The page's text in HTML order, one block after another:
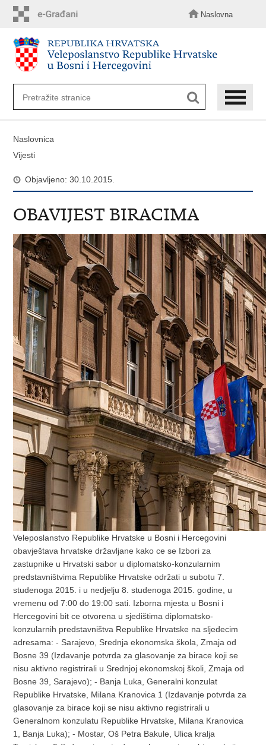
sadržaj
Naslovna
Naslovnica
Vijesti
Objavljeno: 30.10.2015.
OBAVIJEST BIRACIMA
Veleposlanstvo Republike Hrvatske u Bosni i Hercegovini
obavještava hrvatske državljane kako ce se Izbori za
zastupnike u Hrvatski sabor u diplomatsko-konzularnim
predstavništvima Republike Hrvatske održati u subotu 7.
studenoga 2015. i u nedjelju 8. studenoga 2015. godine, u
vremenu od 7:00 do 19:00 sati. Izborna mjesta u Bosni i
Hercegovini bit ce otvorena u sjedištima diplomatsko-
konzularnih predstavništva Republike Hrvatske na sljedecim
adresama: - Sarajevo, Srednja ekonomska škola, Zmaja od
Bosne 39 (Izdavanje potvrda za glasovanje za birace koji se
nisu aktivno registrirali u Srednjoj ekonomskoj školi, Zmaja od
Bosne 39, Sarajevo); - Banja Luka, Generalni konzulat
Republike Hrvatske, Milana Kranovica 1 (Izdavanje potvrda za
glasovanje za birace koji se nisu aktivno registrirali u
Generalnom konzulatu Republike Hrvatske, Milana Kranovica
1, Banja Luka); - Mostar, Oš Petra Bakule, Ulica kralja